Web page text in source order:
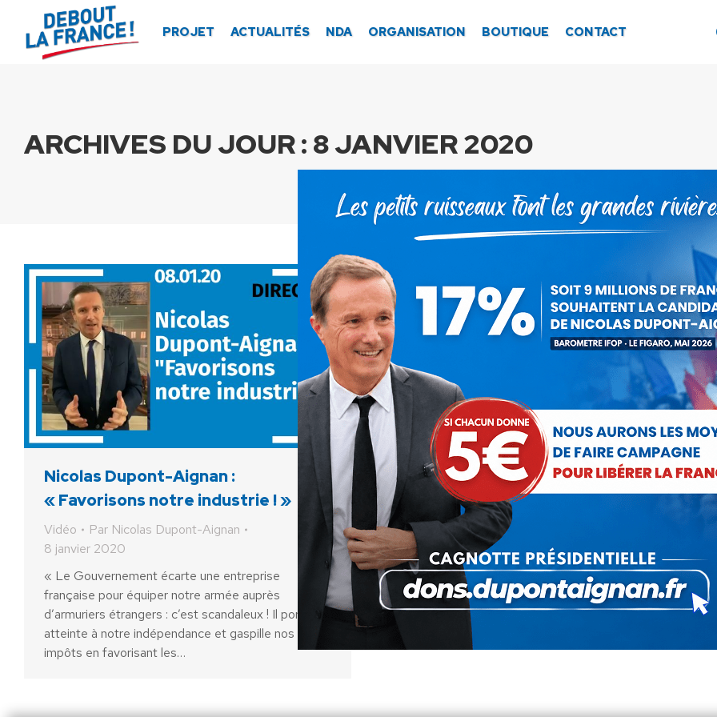
PROJET ACTUALITÉS NDA ORGANISATION BOUTIQUE CONTACT
ARCHIVES DU JOUR : 8 JANVIER 2020
Nicolas Dupont-Aignan :
« Favorisons notre industrie ! »
Vidéo Par Nicolas Dupont-Aignan
8 janvier 2020
« Le Gouvernement écarte une entreprise
française pour équiper notre armée auprès
d’armuriers étrangers : c’est scandaleux ! Il porte
atteinte à notre indépendance et gaspille nos
impôts en favorisant les…
Bien-être animal : Y a-t-il un pilote
dans l’avion ?
Actualités Par Anne-Sophie Frigout
8 janvier 2020
Il y a quelques jours, le ministre Didier Guillaume a
annoncé sa candidature aux élections municipales
de Biarritz. Si l’on peut s’étonner de ce choix de ville
alors qu’il était…
Panneau de gestion des cookies